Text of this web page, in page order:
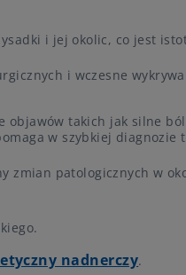
i jej okolic, co jest
i wczesne
objawów takich jak silne
w szybkiej diagnozie
zmian patologicznych w
nadnerczy.